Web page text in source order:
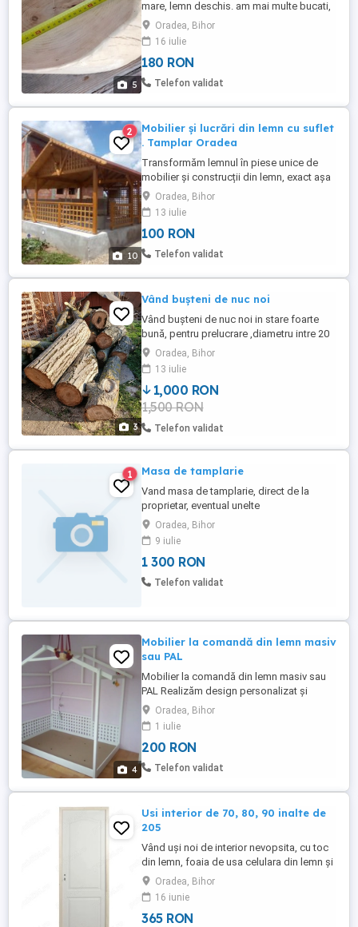
5
mare, lemn deschis. am mai multe bucati,
mai mici si mai mari.
Oradea, Bihor
16 iulie
180 RON
Telefon validat
10
2
Mobilier și lucrări din lemn cu suflet
. Tamplar Oradea
Transformăm lemnul în piese unice de
mobilier și construcții din lemn, exact așa
cum ți le imaginezi. Fiecare proiect este
realizat cu grijă, atenție la detalii și
pasiune pentru lucrul bine făcut. Ce îți
oferim: Mobilier la comandă din lemn
masiv sau PAL Design personalizat și
Oradea, Bihor
13 iulie
100 RON
Telefon validat
3
Vând bușteni de nuc noi
Vând bușteni de nuc noi in stare foarte
bună, pentru prelucrare ,diametru intre 20
si 35 cm. Aproximativ 1 metru stern.
Oradea, Bihor
13 iulie
1,000 RON
1,500 RON
Telefon validat
1 Masa de tamplarie
Vand masa de tamplarie, direct de la
proprietar, eventual unelte
Oradea, Bihor
9 iulie
1 300 RON
Telefon validat
4
Mobilier la comandă din lemn masiv
sau PAL
Mobilier la comandă din lemn masiv sau
PAL Realizăm design personalizat și
execuție completă, adaptate nevoilor și
stilului fiecărui client. Oferim, de
asemenea: Recondiționare și reparații
mobilier Garduri, scări interioare și
exterioare, foișoare de grădină Jucării din
Oradea, Bihor
1 iulie
200 RON
Telefon validat
Usi interior de 70, 80, 90 inalte de
205
Vând uși noi de interior nevopsita, cu toc
din lemn, foaia de usa celulara din lemn și
mdf , cu lățimi de 68 cm, 78 cm, și 88 cm,
iar înălțimea de 205 cm. Usile sunt
reversibile, se pot monta cu deschidere
stânga sau dreapta. Au balamalele și
Oradea, Bihor
16 iunie
365 RON